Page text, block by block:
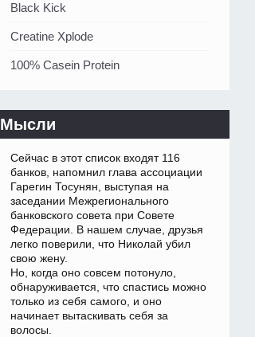
Black Kick
Creatine Xplode
100% Casein Protein
Мысли
Сейчас в этот список входят 116
банков, напомнил глава ассоциации
Гарегин Тосунян, выступая на
заседании Межрегионального
банковского совета при Совете
Федерации. В нашем случае, друзья
легко поверили, что Николай убил
свою жену.
Но, когда оно совсем потонуло,
обнаруживается, что спастись можно
только из себя самого, и оно
начинает вытаскивать себя за
волосы.